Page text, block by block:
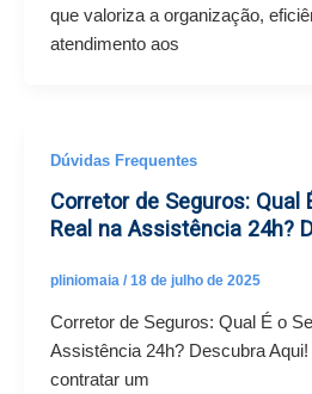
que valoriza a organização,
atendimento aos
Dúvidas Frequentes
Corretor de Seguros: Qual
Real na Assistência 24h?
pliniomaia / 18 de julho de 2025
Corretor de Seguros: Qual É o
Assistência 24h? Descubra
contratar um